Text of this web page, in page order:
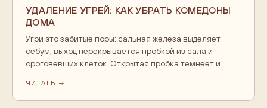
УДАЛЕНИЕ УГРЕЙ: КАК УБРАТЬ КОМЕДОНЫ
ДОМА
Угри это забитые поры: сальная железа выделяет
себум, выход перекрывается пробкой из сала и
ороговевших клеток. Открытая пробка темнеет и
подкожным узелком. Дома с ними работает
регулярное мягкое очищение: гидрофильное масло
ЧИТАТЬ →